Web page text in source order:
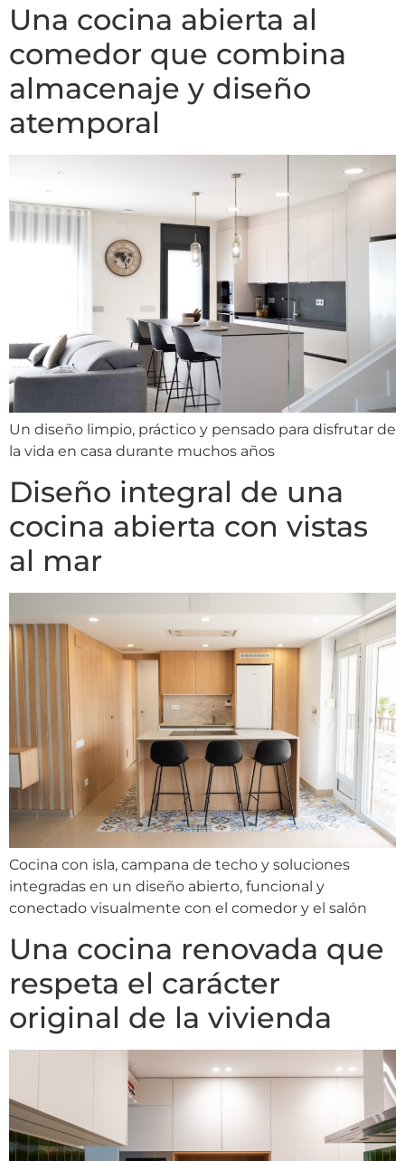
Una cocina abierta al
comedor que combina
almacenaje y diseño
atemporal
Un diseño limpio, práctico y pensado para disfrutar de
la vida en casa durante muchos años
Diseño integral de una
cocina abierta con vistas
al mar
Cocina con isla, campana de techo y soluciones
integradas en un diseño abierto, funcional y
conectado visualmente con el comedor y el salón
Una cocina renovada que
respeta el carácter
original de la vivienda